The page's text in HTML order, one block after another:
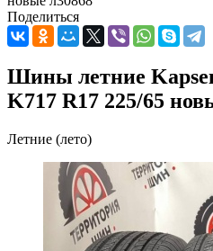
Поделиться
Шины летние
K717 R17 225/65
Летние (лето)